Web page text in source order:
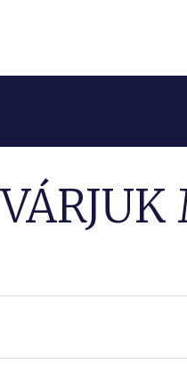
VÁRJUK